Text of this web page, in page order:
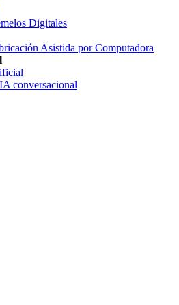
Digitales
Asistida por Computadora
conversacional